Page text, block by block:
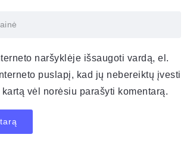
naršyklėje išsaugoti vardą, el.
puslapį, kad jų nebereiktų įvesti
vėl norėsiu parašyti komentarą.